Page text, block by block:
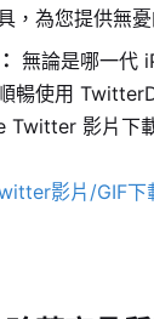
，為您提供無憂
無論是哪一代
暢使用
Twitter 影片下
影片/GIF下